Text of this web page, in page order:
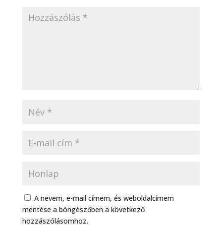
A nevem, e-mail címem, és weboldalcímem
mentése a böngészőben a következő
hozzászólásomhoz.